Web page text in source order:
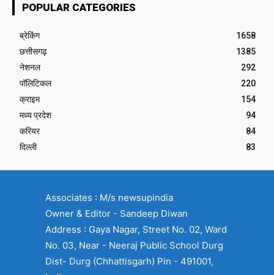
POPULAR CATEGORIES
ब्रेकिंग
1658
छत्तीसगढ़
1385
नेशनल
292
पॉलिटिकल
220
क्राइम
154
मध्य प्रदेश
94
करियर
84
दिल्ली
83
Associates : M/s newsupindia
Owner & Editor - Sandeep Diwan
Address : Gaya Nagar, Street No. 02, Ward
No. 03, Near - Neeraj Public School Durg
Dist- Durg (Chhattisgarh) Pin - 491001,